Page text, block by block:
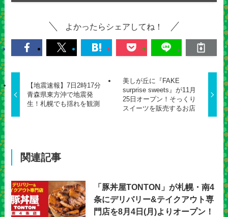
よかったらシェアしてね！
【地震速報】7日2時17分
青森県東方沖で地震発
生！札幌でも揺れを観測
美しが丘に『FAKE
surprise sweets』が11月
25日オープン！そっくり
スイーツを販売するお店
関連記事
「豚丼屋TONTON」が札幌・南4
条にデリバリー&テイクアウト専
門店を8月4日(月)よりオープン！